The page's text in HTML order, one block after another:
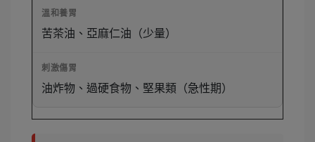
苦茶油、亞麻仁油（少量）
油炸物、過硬食物、堅果類（急性期）